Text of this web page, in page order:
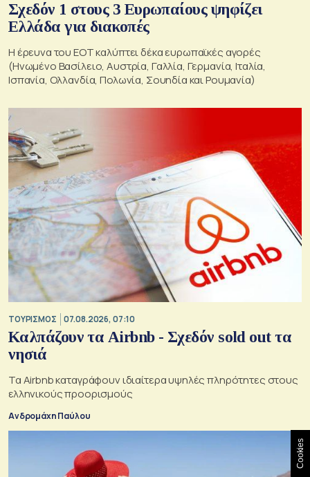
Σχεδόν 1 στους 3 Ευρωπαίους ψηφίζει
Ελλάδα για διακοπές
Η έρευνα του ΕΟΤ καλύπτει δέκα ευρωπαϊκές αγορές
(Ηνωμένο Βασίλειο, Αυστρία, Γαλλία, Γερμανία, Ιταλία,
Ισπανία, Ολλανδία, Πολωνία, Σουηδία και Ρουμανία)
ΤΟΥΡΙΣΜΟΣ 07.08.2026, 07:10
Καλπάζουν τα Airbnb - Σχεδόν sold out τα
νησιά
Τα Airbnb καταγράφουν ιδιαίτερα υψηλές πληρότητες στους
ελληνικούς προορισμούς
Ανδρομάχη Παύλου
Cookies